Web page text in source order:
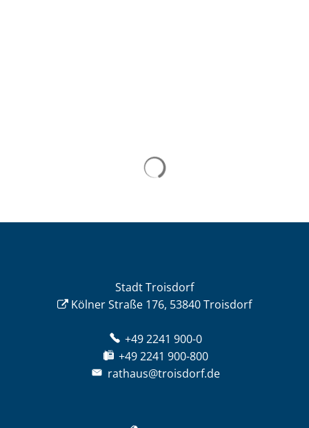
Stadt Troisdorf
Kölner Straße 176, 53840 Troisdorf
+49 2241 900-0
+49 2241 900-800
rathaus@troisdorf.de